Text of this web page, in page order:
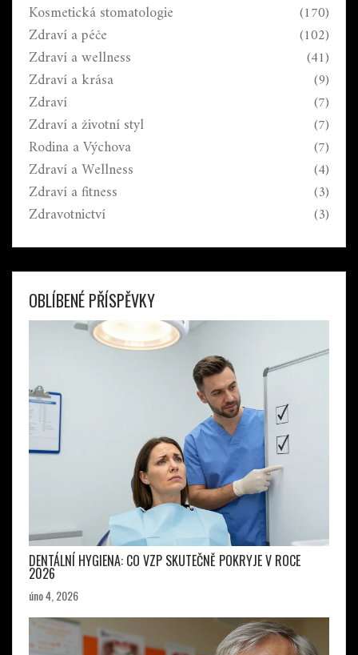
Kosmetická stomatologie (170)
Zdraví a péče (102)
Zdraví a wellness (41)
Zdraví a krása (9)
Zdraví (7)
Zdraví a životní styl (7)
Rodina a Výchova (7)
Zdraví a Wellness (4)
Zdraví a fitness (3)
Zdravotnictví (3)
OBLÍBENÉ PŘÍSPĚVKY
DENTÁLNÍ HYGIENA: CO VZP SKUTEČNĚ POKRYJE V ROCE
2026
úno 4, 2026